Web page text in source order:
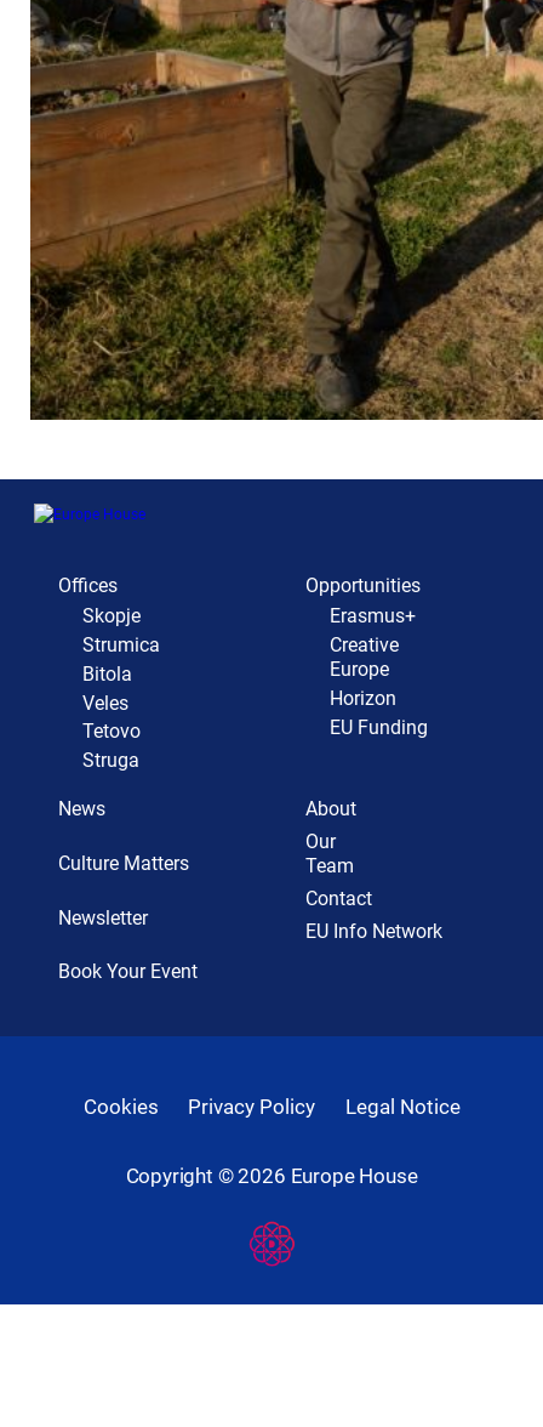
Offices
Skopje
Strumica
Bitola
Veles
Tetovo
Struga
Opportunities
Erasmus+
Creative
Europe
Horizon
EU Funding
News
Culture Matters
Newsletter
Book Your Event
About
Our
Team
Contact
EU Info Network
Copyright ©2026 Europe House
Cookies Privacy Policy Legal Notice
Developed
By
Digital